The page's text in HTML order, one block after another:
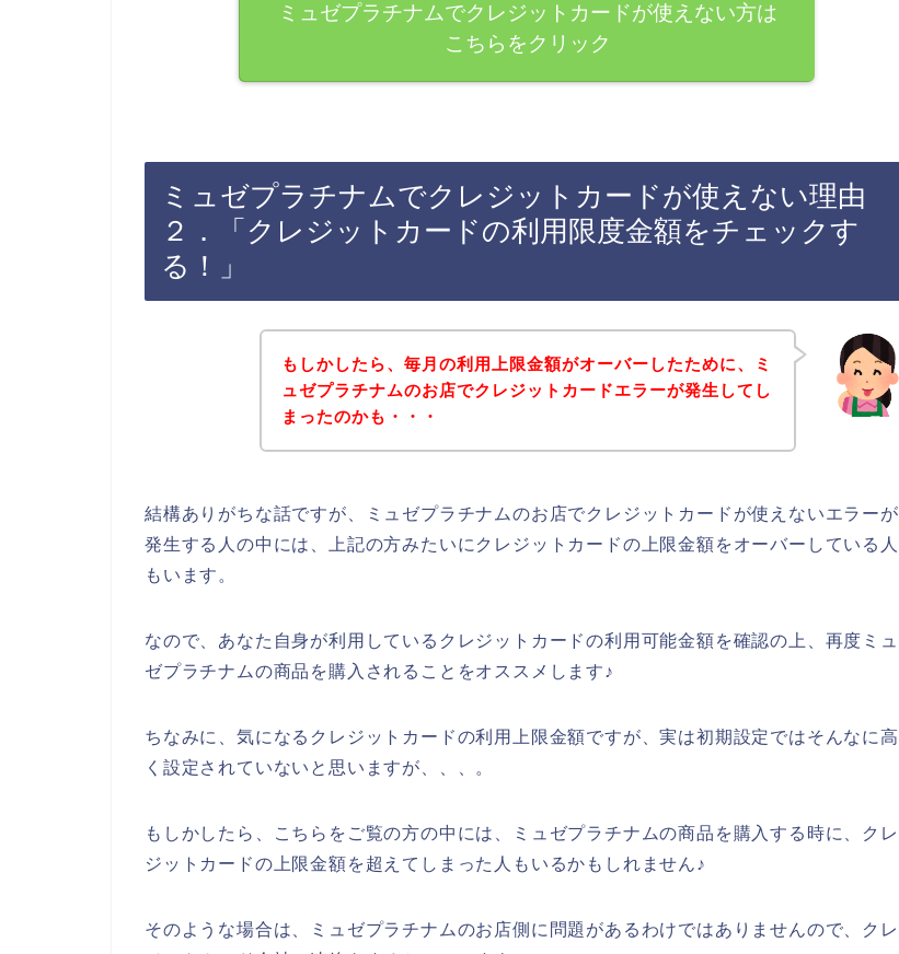
ミュゼプラチナムでクレジットカードが使えない方は
こちらをクリック
ミュゼプラチナムでクレジットカードが使えない理由
２．「クレジットカードの利用限度金額をチェックす
る！」
もしかしたら、毎月の利用上限金額がオーバーしたために、ミ
ュゼプラチナムのお店でクレジットカードエラーが発生してし
まったのかも・・・
結構ありがちな話ですが、ミュゼプラチナムのお店でクレジットカードが使えないエラーが
発生する人の中には、上記の方みたいにクレジットカードの上限金額をオーバーしている人
もいます。
なので、あなた自身が利用しているクレジットカードの利用可能金額を確認の上、再度ミュ
ゼプラチナムの商品を購入されることをオススメします♪
ちなみに、気になるクレジットカードの利用上限金額ですが、実は初期設定ではそんなに高
く設定されていないと思いますが、、、。
もしかしたら、こちらをご覧の方の中には、ミュゼプラチナムの商品を購入する時に、クレ
ジットカードの上限金額を超えてしまった人もいるかもしれません♪
そのような場合は、ミュゼプラチナムのお店側に問題があるわけではありませんので、クレ